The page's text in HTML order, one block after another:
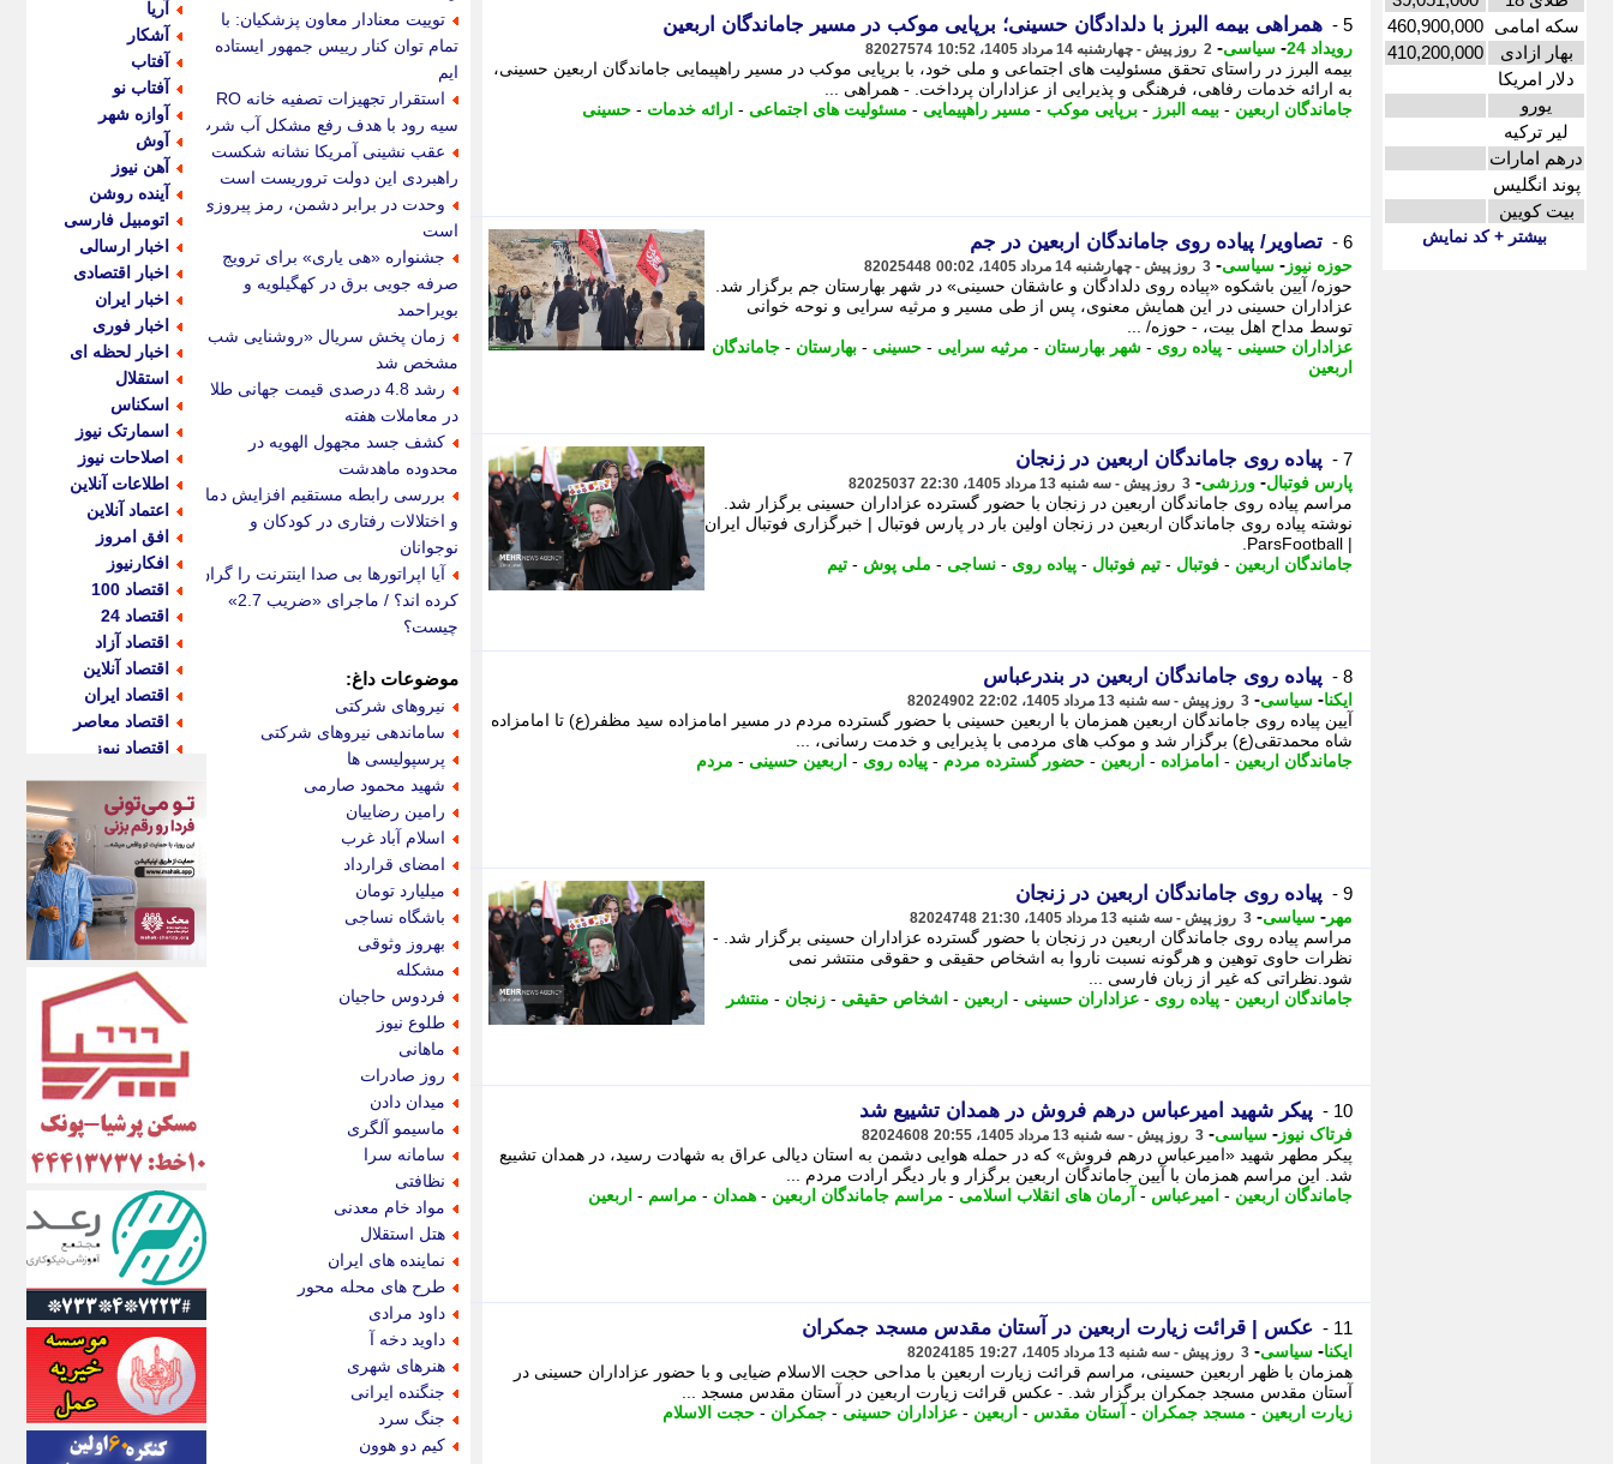
سکه امامی 460,900,000
بهار ازادی
410,200,000
دلار امریکا
یورو
لیر ترکیه
درهم امارات
پوند انگلیس
بیت کویین
بیشتر + کد نمایش
5 - همراهی بیمه البرز با دلدادگان حسینی؛ برپایی موکب در مسیر جاماندگان اربعین
رویداد 24 - سیاسی- 2 روز پیش - چهارشنبه 14 مرداد 1405، 10:52 82027574
بیمه البرز در راستای تحقق مسئولیت های اجتماعی و ملی خود، با برپایی موکب در مسیر راهپیمایی جاماندگان اربعین حسینی،
به ارائه خدمات رفاهی، فرهنگی و پذیرایی از عزاداران پرداخت. - همراهی ...
جاماندگان اربعین - بیمه البرز - برپایی موکب - مسیر راهپیمایی - مسئولیت های اجتماعی - ارائه خدمات - حسینی
6 - تصاویر/ پیاده روی جاماندگان اربعین در جم
حوزه نیوز - سیاسی- 3 روز پیش - چهارشنبه 14 مرداد 1405، 00:02 82025448
حوزه/ آیین باشکوه «پیاده روی دلدادگان و عاشقان حسینی» در شهر بهارستان جم برگزار شد.
عزاداران حسینی در این همایش معنوی، پس از طی مسیر و مرثیه سرایی و نوحه خوانی
توسط مداح اهل بیت، - حوزه/ ...
عزاداران حسینی - پیاده روی - شهر بهارستان - مرثیه سرایی - حسینی - بهارستان - جاماندگان
اربعین
7 - پیاده روی جاماندگان اربعین در زنجان
پارس فوتبال- ورزشی- 3 روز پیش - سه شنبه 13 مرداد 1405، 22:30 82025037
مراسم پیاده روی جاماندگان اربعین در زنجان با حضور گسترده عزاداران حسینی برگزار شد.
نوشته پیاده روی جاماندگان اربعین در زنجان اولین بار در پارس فوتبال | خبرگزاری فوتبال ایران
| ParsFootball.
جاماندگان اربعین - فوتبال - تیم فوتبال - پیاده روی - نساجی - ملی پوش - تیم
8 - پیاده روی جاماندگان اربعین در بندرعباس
ایکنا- سیاسی- 3 روز پیش - سه شنبه 13 مرداد 1405، 22:02 82024902
آیین پیاده روی جاماندگان اربعین همزمان با اربعین حسینی با حضور گسترده مردم در مسیر امامزاده سید مظفر(ع) تا امامزاده
شاه محمدتقی(ع) برگزار شد و موکب های مردمی با پذیرایی و خدمت رسانی، ...
جاماندگان اربعین - امامزاده - اربعین - حضور گسترده مردم - پیاده روی - اربعین حسینی - مردم
9 - پیاده روی جاماندگان اربعین در زنجان
مهر - سیاسی- 3 روز پیش - سه شنبه 13 مرداد 1405، 21:30 82024748
مراسم پیاده روی جاماندگان اربعین در زنجان با حضور گسترده عزاداران حسینی برگزار شد. -
نظرات حاوی توهین و هرگونه نسبت ناروا به اشخاص حقیقی و حقوقی منتشر نمی
شود.نظراتی که غیر از زبان فارسی ...
جاماندگان اربعین - پیاده روی - عزاداران حسینی - اربعین - اشخاص حقیقی - زنجان - منتشر
10 - پیکر شهید امیرعباس درهم فروش در همدان تشییع شد
فرتاک نیوز - سیاسی- 3 روز پیش - سه شنبه 13 مرداد 1405، 20:55 82024608
پیکر مطهر شهید «امیرعباس درهم فروش» که در حمله هوایی دشمن به استان دیالی عراق به شهادت رسید، در همدان تشییع
شد. این مراسم همزمان با آیین جاماندگان اربعین برگزار و بار دیگر ارادت مردم ...
جاماندگان اربعین - امیرعباس - آرمان های انقلاب اسلامی - مراسم جاماندگان اربعین - همدان - مراسم - اربعین
11 - عکس | قرائت زیارت اربعین در آستان مقدس مسجد جمکران
ایکنا- سیاسی- 3 روز پیش - سه شنبه 13 مرداد 1405، 19:27 82024185
همزمان با ظهر اربعین حسینی، مراسم قرائت زیارت اربعین با مداحی حجت الاسلام ضیایی و با حضور عزاداران حسینی در
آستان مقدس مسجد جمکران برگزار شد. - عکس قرائت زیارت اربعین در آستان مقدس مسجد ...
زیارت اربعین - مسجد جمکران - آستان مقدس - اربعین - عزاداران حسینی - جمکران - حجت الاسلام
توییت معنادار معاون پزشکیان: با
تمام توان کنار رییس جمهور ایستاده
ایم
استقرار تجهیزات تصفیه خانه RO
سیه رود با هدف رفع مشکل آب شرب
عقب نشینی آمریکا نشانه شکست
راهبردی این دولت تروریست است
وحدت در برابر دشمن، رمز پیروزی
است
جشنواره «هی یاری» برای ترویج
صرفه جویی برق در کهگیلویه و
بویراحمد
زمان پخش سریال «روشنایی شب»
مشخص شد
رشد 4.8 درصدی قیمت جهانی طلا
در معاملات هفته
کشف جسد مجهول الهویه در
محدوده ماهدشت
بررسی رابطه مستقیم افزایش دما
و اختلالات رفتاری در کودکان و
نوجوانان
آیا اپراتورها بی صدا اینترنت را گران
کرده اند؟ / ماجرای «ضریب 2.7»
چیست؟
موضوعات داغ:
نیروهای شرکتی
ساماندهی نیروهای شرکتی
پرسپولیسی ها
شهید محمود صارمی
رامین رضاییان
اسلام آباد غرب
امضای قرارداد
میلیارد تومان
باشگاه نساجی
بهروز وثوقی
مشکله
فردوس حاجیان
طلوع نیوز
ماهانی
روز صادرات
میدان دادن
ماسیمو آلگری
سامانه سرا
نظافتی
مواد خام معدنی
هتل استقلال
نماینده های ایران
طرح های محله محور
داود مرادی
داوید دخه آ
هنرهای شهری
جنگنده ایرانی
جنگ سرد
کیم دو هوون
آریا
آشکار
آفتاب
آفتاب نو
آوازه شهر
آوش
آهن نیوز
آینده روشن
اتومبیل فارسی
اخبار ارسالی
اخبار اقتصادی
اخبار ایران
اخبار فوری
اخبار لحظه ای
استقلال
اسکناس
اسمارتک نیوز
اصلاحات نیوز
اطلاعات آنلاین
اعتماد آنلاین
افق امروز
افکارنیوز
اقتصاد 100
اقتصاد 24
اقتصاد آزاد
اقتصاد آنلاین
اقتصاد ایران
اقتصاد معاصر
اقتصاد نیوز
اکوفارس
اکونگار
اکونیوز
الف
انتشار آنلاین
اندیشه قرن
اندیشه معاصر
اندیشه ها
انرژی پرس
ای استخدام
ایتنا
ایراف
ایران آرت
ایران آنلاین
ایران زندگی
ایران فوری
ایرانی روز
ایرانیتال
ایرنا
ایسکانیوز
ایسنا
ایکنا
ایلنا
اینتیتر
ایونا نیوز